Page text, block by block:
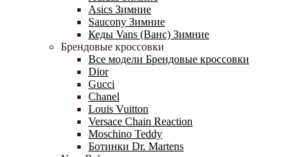
Asics Зимние
Saucony Зимние
Кеды Vans (Ванс) Зимние
Брендовые кроссовки
Все модели Брендовые кроссовки
Dior
Gucci
Chanel
Louis Vuitton
Versace Chain Reaction
Moschino Teddy
Ботинки Dr. Martens